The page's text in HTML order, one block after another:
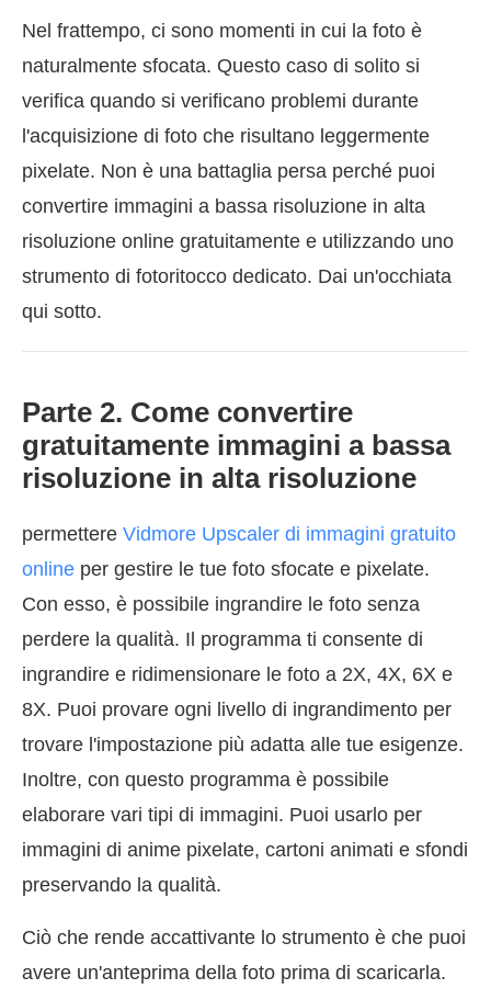
Nel frattempo, ci sono momenti in cui la foto è
naturalmente sfocata. Questo caso di solito si
verifica quando si verificano problemi durante
l'acquisizione di foto che risultano leggermente
pixelate. Non è una battaglia persa perché puoi
convertire immagini a bassa risoluzione in alta
risoluzione online gratuitamente e utilizzando uno
strumento di fotoritocco dedicato. Dai un'occhiata
qui sotto.
Parte 2. Come convertire
gratuitamente immagini a bassa
risoluzione in alta risoluzione
permettere Vidmore Upscaler di immagini gratuito
online per gestire le tue foto sfocate e pixelate.
Con esso, è possibile ingrandire le foto senza
perdere la qualità. Il programma ti consente di
ingrandire e ridimensionare le foto a 2X, 4X, 6X e
8X. Puoi provare ogni livello di ingrandimento per
trovare l'impostazione più adatta alle tue esigenze.
Inoltre, con questo programma è possibile
elaborare vari tipi di immagini. Puoi usarlo per
immagini di anime pixelate, cartoni animati e sfondi
preservando la qualità.
Ciò che rende accattivante lo strumento è che puoi
avere un'anteprima della foto prima di scaricarla.